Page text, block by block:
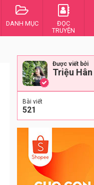
DANH MỤC
ĐỌC
TRUYỆN
Được viết bởi
Triệu Hân
Bài viết
521